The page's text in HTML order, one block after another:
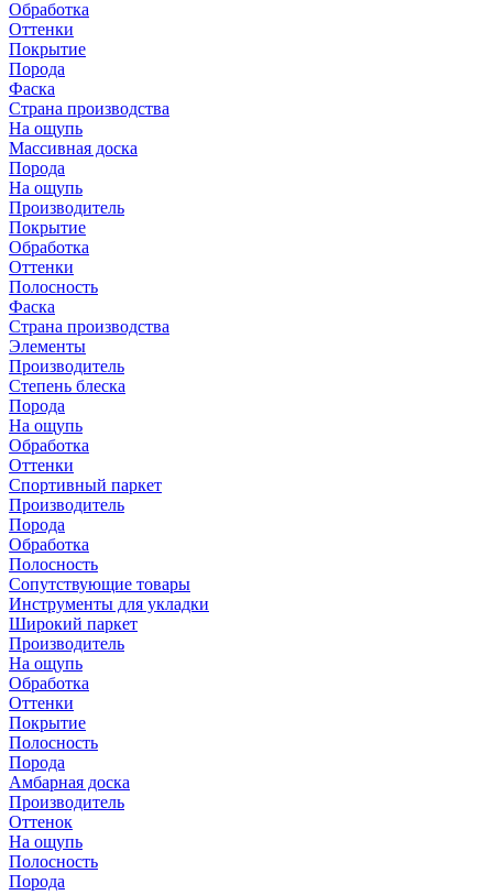
Обработка
Оттенки
Покрытие
Порода
Фаска
Страна производства
На ощупь
Массивная доска
Порода
На ощупь
Производитель
Покрытие
Обработка
Оттенки
Полосность
Фаска
Страна производства
Элементы
Производитель
Степень блеска
Порода
На ощупь
Обработка
Оттенки
Спортивный паркет
Производитель
Порода
Обработка
Полосность
Сопутствующие товары
Инструменты для укладки
Широкий паркет
Производитель
На ощупь
Обработка
Оттенки
Покрытие
Полосность
Порода
Амбарная доска
Производитель
Оттенок
На ощупь
Полосность
Порода